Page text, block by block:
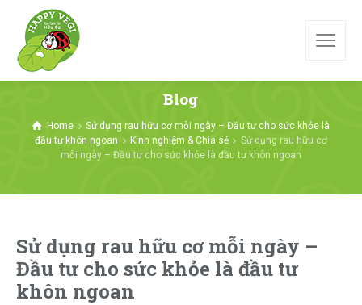
Blog
Home
Sử dụng rau hữu cơ mỗi ngày – Đầu tư cho sức khỏe là
đầu tư khôn ngoan
Kinh nghiệm & Chia sẻ
Sử dụng rau hữu cơ
mỗi ngày – Đầu tư cho sức khỏe là đầu tư khôn ngoan
Sử dụng rau hữu cơ mỗi ngày –
Đầu tư cho sức khỏe là đầu tư
khôn ngoan